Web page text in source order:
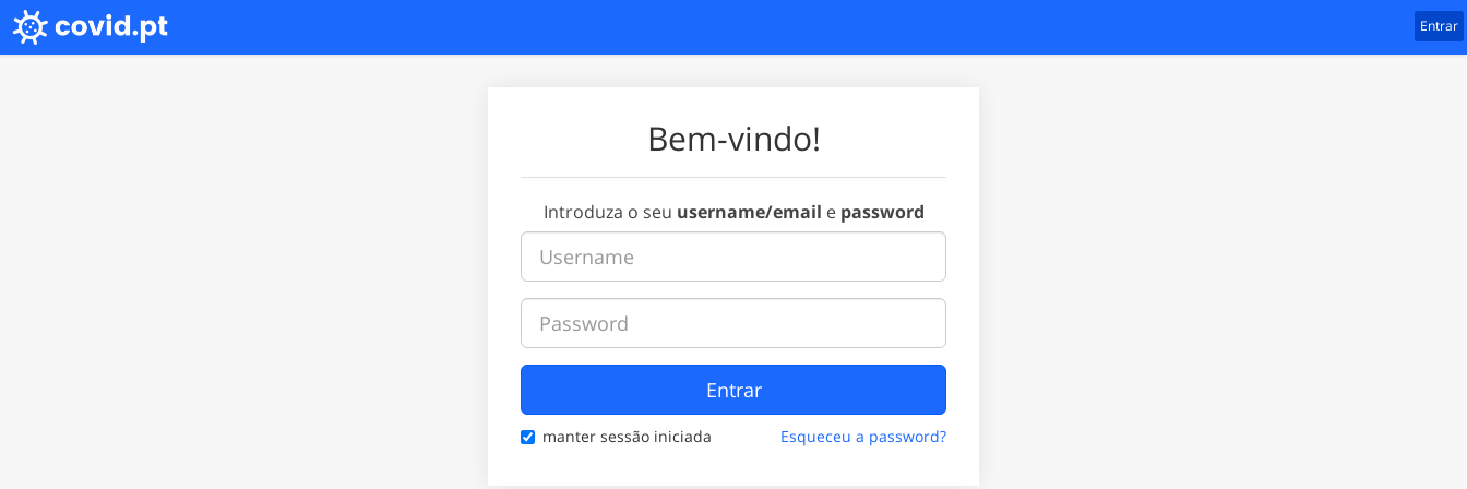
Entrar
Bem-vindo!
Introduza o seu username/email e password
Entrar
manter sessão iniciada Esqueceu a password?